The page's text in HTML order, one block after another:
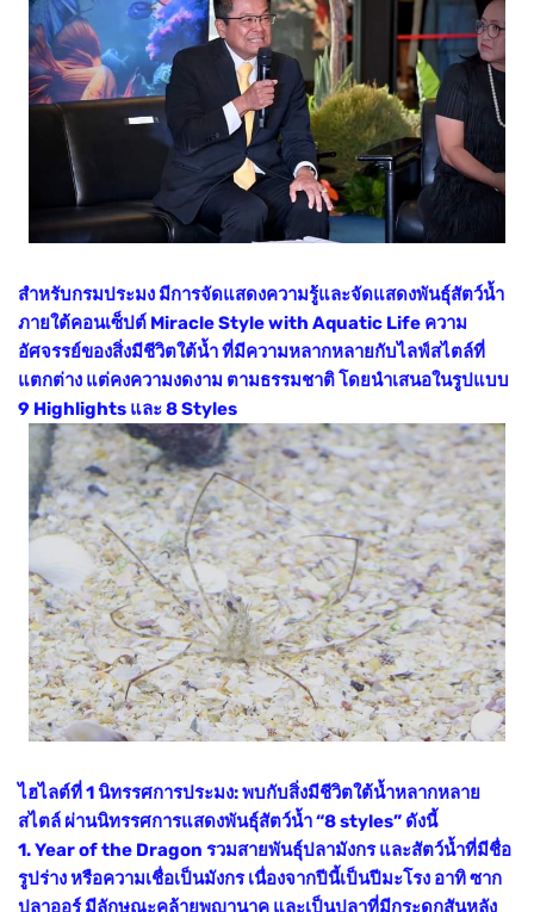
สำหรับกรมประมง มีการจัดแสดงความรู้และจัดแสดงพันธุ์สัตว์น้ำ
ภายใต้คอนเซ็ปต์ Miracle Style with Aquatic Life ความ
อัศจรรย์ของสิ่งมีชีวิตใต้น้ำ ที่มีความหลากหลายกับไลฟ์สไตล์ที่
แตกต่าง แต่คงความงดงาม ตามธรรมชาติ โดยนำเสนอในรูปแบบ
9 Highlights และ 8 Styles
ไฮไลต์ที่ 1 นิทรรศการประมง: พบกับสิ่งมีชีวิตใต้น้ำหลากหลาย
สไตล์ ผ่านนิทรรศการแสดงพันธุ์สัตว์น้ำ “8 styles” ดังนี้
1. Year of the Dragon รวมสายพันธุ์ปลามังกร และสัตว์น้ำที่มีชื่อ
รูปร่าง หรือความเชื่อเป็นมังกร เนื่องจากปีนี้เป็นปีมะโรง อาทิ ซาก
ปลาออร์ มีลักษณะคล้ายพญานาค และเป็นปลาที่มีกระดูกสันหลัง